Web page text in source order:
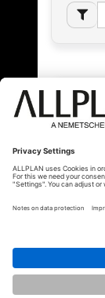
Fehler!
Bitte
zu
© ALLPLAN